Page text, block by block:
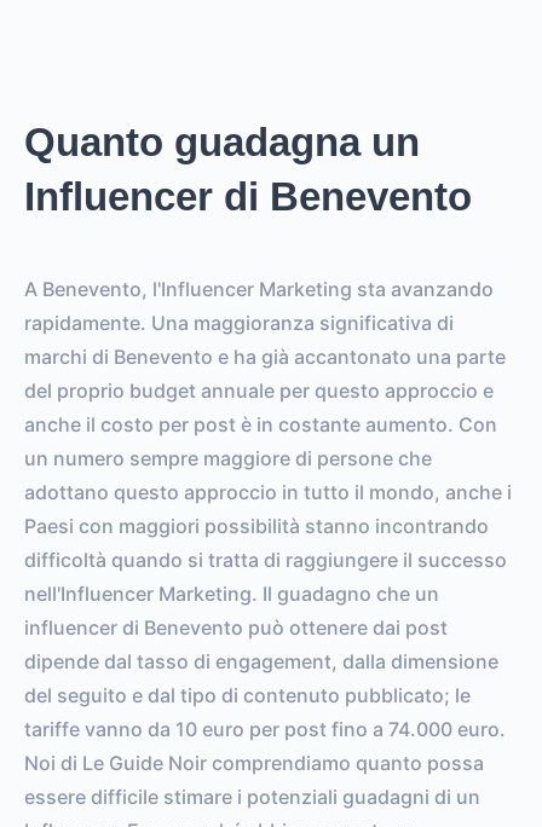
Quanto guadagna un
Influencer di Benevento
A Benevento, l'Influencer Marketing sta avanzando
rapidamente. Una maggioranza significativa di
marchi di Benevento e ha già accantonato una parte
del proprio budget annuale per questo approccio e
anche il costo per post è in costante aumento. Con
un numero sempre maggiore di persone che
adottano questo approccio in tutto il mondo, anche i
Paesi con maggiori possibilità stanno incontrando
difficoltà quando si tratta di raggiungere il successo
nell'Influencer Marketing. Il guadagno che un
influencer di Benevento può ottenere dai post
dipende dal tasso di engagement, dalla dimensione
del seguito e dal tipo di contenuto pubblicato; le
tariffe vanno da 10 euro per post fino a 74.000 euro.
Noi di Le Guide Noir comprendiamo quanto possa
essere difficile stimare i potenziali guadagni di un